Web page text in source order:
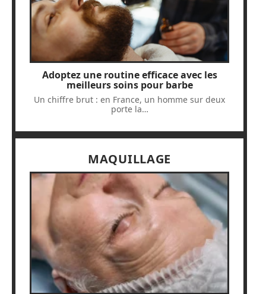
Adoptez une routine efficace avec les
meilleurs soins pour barbe
Un chiffre brut : en France, un homme sur deux
porte la…
MAQUILLAGE